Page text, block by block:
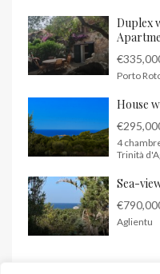
Duplex
Porto
House
4
Trinità
Sea-
Aglientu